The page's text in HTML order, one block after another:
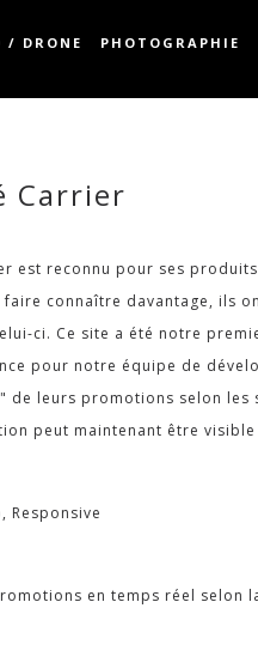
/ DRONE PHOTOGRAPHIE
Carrier
est reconnu pour ses
faire connaître davantage, ils
ci. Ce site a été notre
pour notre équipe de
de leurs promotions selon les
peut maintenant être
Responsive
en temps réel selon